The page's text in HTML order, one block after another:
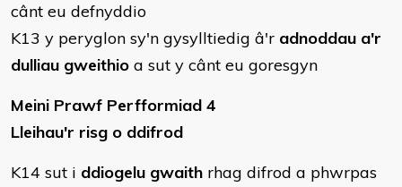
cânt eu defnyddio
K13 y peryglon sy'n gysylltiedig â'r adnoddau a'r
dulliau gweithio a sut y cânt eu goresgyn
Meini Prawf Perfformiad 4
Lleihau'r risg o ddifrod
K14 sut i ddiogelu gwaith rhag difrod a phwrpas